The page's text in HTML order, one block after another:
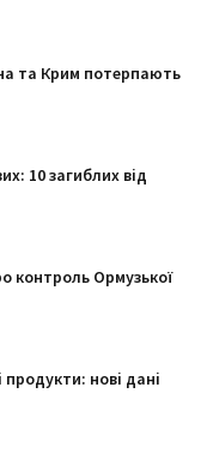
та Крим потерпають
10 загиблих від
контроль Ормузької
нові дані